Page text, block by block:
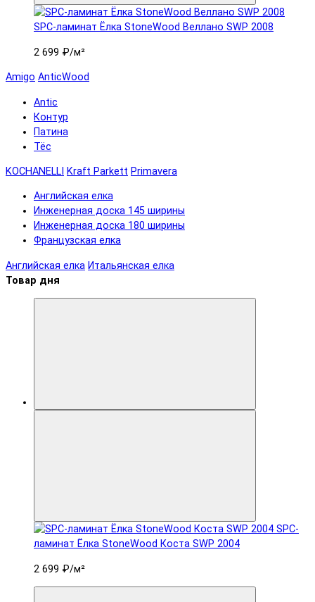
SPC-ламинат Ëлка StoneWood Веллано SWP 2008
2 699 ₽/м²
Amigo AnticWood
Antic
Контур
Патина
Тёс
KOCHANELLI Kraft Parkett Primavera
Английская елка
Инженерная доска 145 ширины
Инженерная доска 180 ширины
Французская елка
Английская елка Итальянская елка
Товар дня
SPC-
ламинат Ëлка StoneWood Коста SWP 2004
2 699 ₽/м²